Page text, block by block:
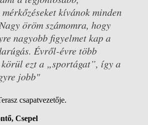
kívánok minden
öröm számomra, hogy
nagyobb figyelmet kap a
Évről-évre több
körül ezt a „sportágat”, így a
jobb"
csapatvezetője.
Csepel